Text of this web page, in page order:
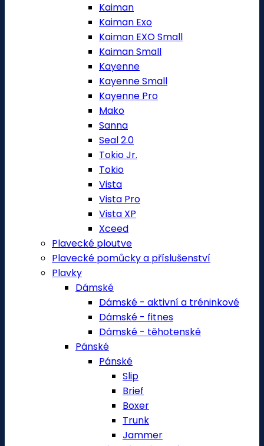
Kaiman
Kaiman Exo
Kaiman EXO Small
Kaiman Small
Kayenne
Kayenne Small
Kayenne Pro
Mako
Sanna
Seal 2.0
Tokio Jr.
Tokio
Vista
Vista Pro
Vista XP
Xceed
Plavecké ploutve
Plavecké pomůcky a příslušenství
Plavky
Dámské
Dámské - aktivní a tréninkové
Dámské - fitnes
Dámské - těhotenské
Pánské
Pánské
Slip
Brief
Boxer
Trunk
Jammer